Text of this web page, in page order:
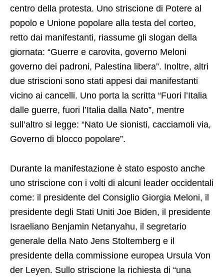
centro della protesta. Uno striscione di Potere al
popolo e Unione popolare alla testa del corteo,
retto dai manifestanti, riassume gli slogan della
giornata: “Guerre e carovita, governo Meloni
governo dei padroni, Palestina libera”. Inoltre, altri
due striscioni sono stati appesi dai manifestanti
vicino ai cancelli. Uno porta la scritta “Fuori l’Italia
dalle guerre, fuori l’Italia dalla Nato”, mentre
sull’altro si legge: “Nato Ue sionisti, cacciamoli via,
Governo di blocco popolare”.
Durante la manifestazione è stato esposto anche
uno striscione con i volti di alcuni leader occidentali
come: il presidente del Consiglio Giorgia Meloni, il
presidente degli Stati Uniti Joe Biden, il presidente
Israeliano Benjamin Netanyahu, il segretario
generale della Nato Jens Stoltemberg e il
presidente della commissione europea Ursula Von
der Leyen. Sullo striscione la richiesta di “una